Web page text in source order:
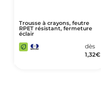
Trousse à crayons, feutre
RPET résistant, fermeture
éclair
dès
1,32€